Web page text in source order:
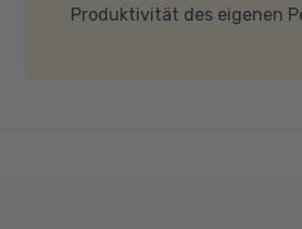
dass für eine reibungslose
Produktivität des eigenen